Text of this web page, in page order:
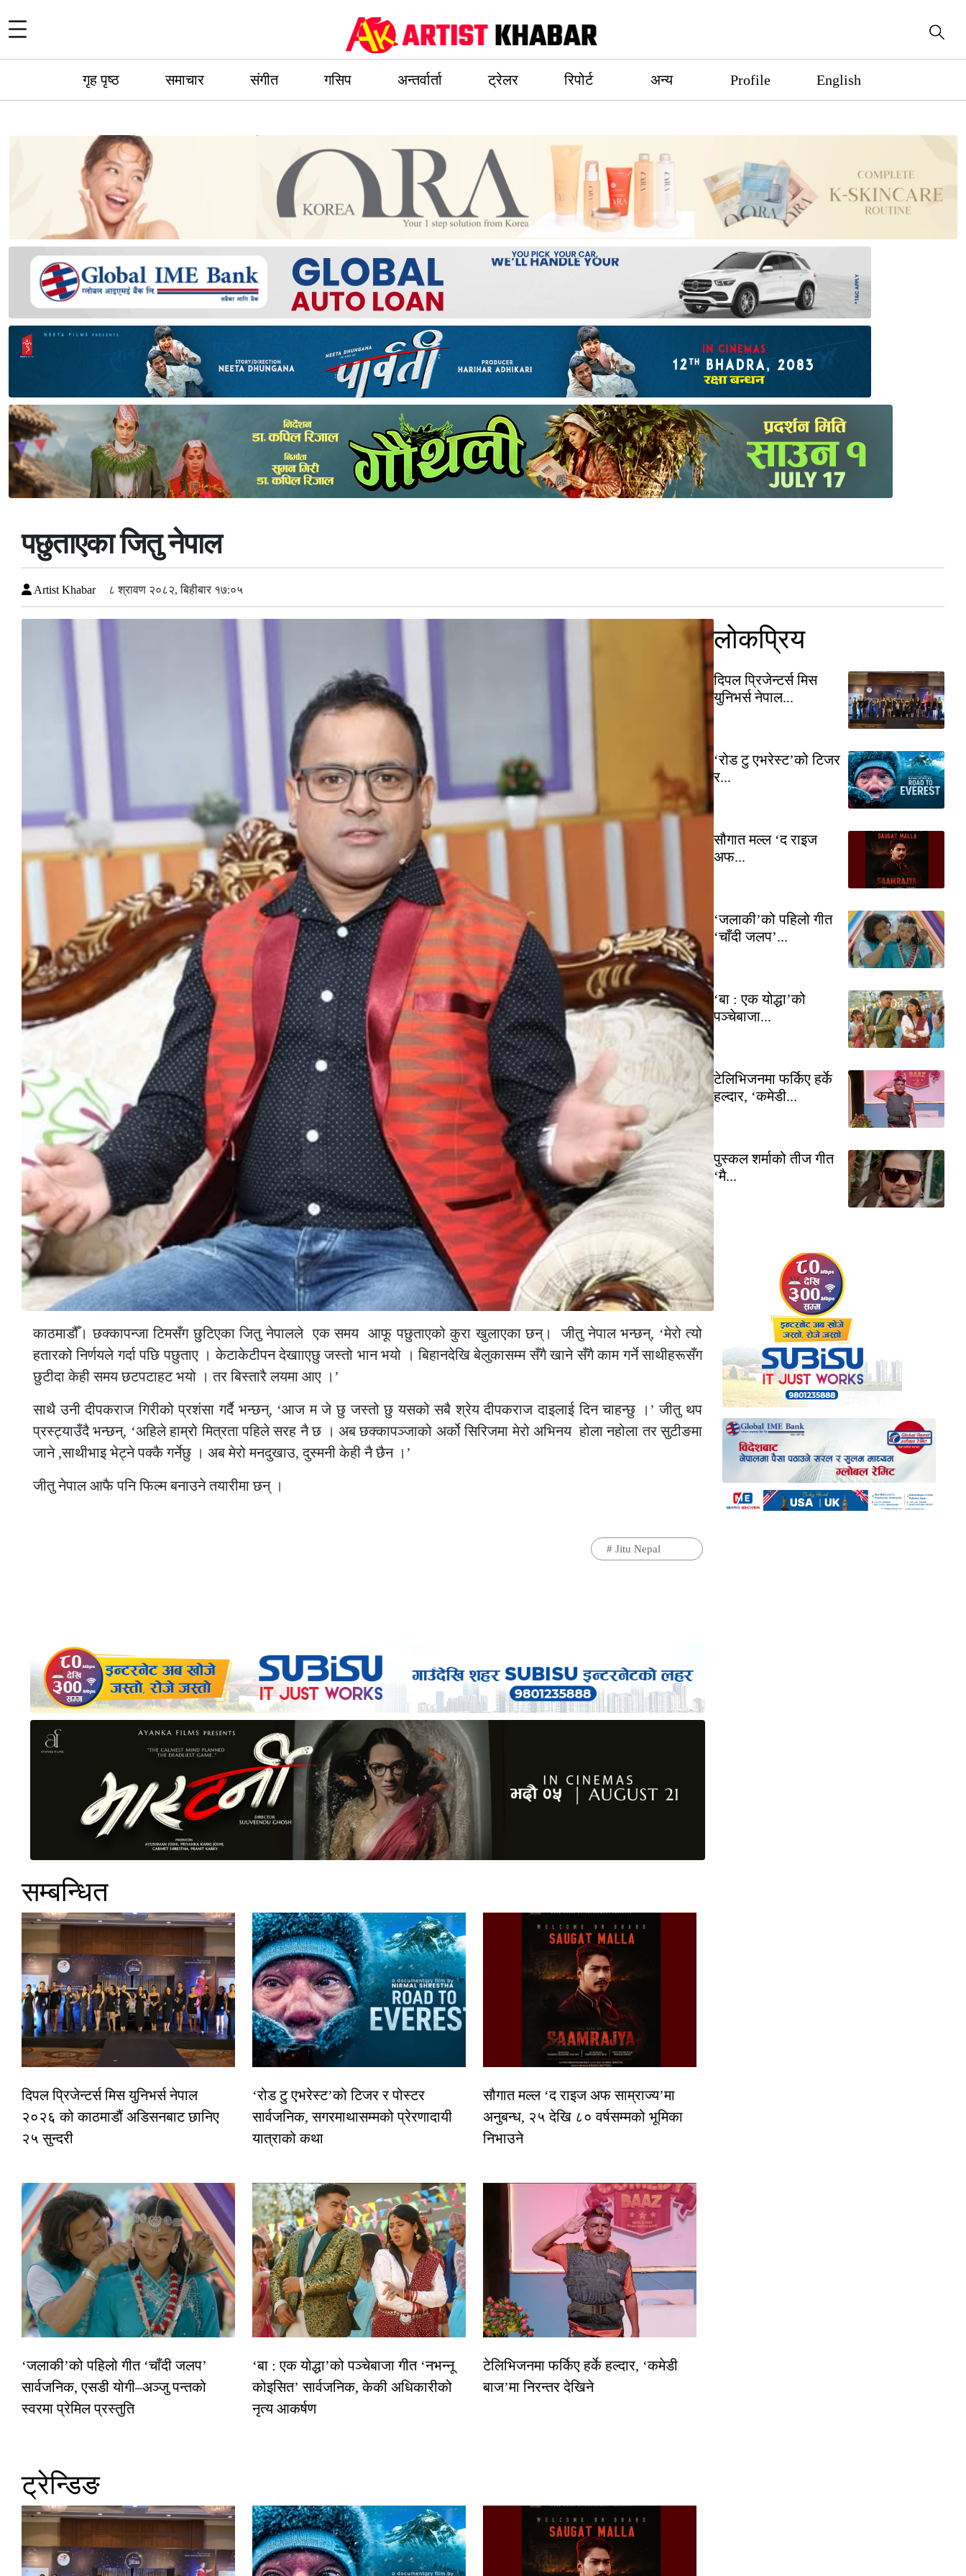
गृह पृष्ठ समाचार संगीत गसिप अन्तर्वार्ता ट्रेलर रिपोर्ट अन्य Profile English
पछुताएका जितु नेपाल
Artist Khabar ८ श्रावण २०८२, बिहीबार १७:०५
काठमाडौँ। छक्कापन्जा टिमसँग छुटिएका जितु नेपालले एक समय आफू पछुताएको कुरा खुलाएका छन्। जीतु नेपाल भन्छन्, ‘मेरो त्यो
हतारको निर्णयले गर्दा पछि पछुताए । केटाकेटीपन देखााएछु जस्तो भान भयो । बिहानदेखि बेलुकासम्म सँगै खाने सँगै काम गर्ने साथीहरूसँग
छुटीदा केही समय छटपटाहट भयो । तर बिस्तारै लयमा आए ।’
साथै उनी दीपकराज गिरीको प्रशंसा गर्दै भन्छन्, ‘आज म जे छु जस्तो छु यसको सबै श्रेय दीपकराज दाइलाई दिन चाहन्छु ।’ जीतु थप
प्रस्ट्याउँदै भन्छन्, ‘अहिले हाम्रो मित्रता पहिले सरह नै छ । अब छक्कापञ्जाको अर्को सिरिजमा मेरो अभिनय होला नहोला तर सुटीङमा
जाने ,साथीभाइ भेट्ने पक्कै गर्नेछु । अब मेरो मनदुखाउ, दुस्मनी केही नै छैन ।’
जीतु नेपाल आफै पनि फिल्म बनाउने तयारीमा छन् ।
# Jitu Nepal
सम्बन्धित
दिपल प्रिजेन्टर्स मिस युनिभर्स नेपाल
२०२६ को काठमाडौं अडिसनबाट छानिए
२५ सुन्दरी
‘रोड टु एभरेस्ट’को टिजर र पोस्टर
सार्वजनिक, सगरमाथासम्मको प्रेरणादायी
यात्राको कथा
सौगात मल्ल ‘द राइज अफ साम्राज्य’मा
अनुबन्ध, २५ देखि ८० वर्षसम्मको भूमिका
निभाउने
‘जलाकी’को पहिलो गीत ‘चाँदी जलप’
सार्वजनिक, एसडी योगी–अञ्जु पन्तको
स्वरमा प्रेमिल प्रस्तुति
‘बा : एक योद्धा’को पञ्चेबाजा गीत ‘नभन्नू
कोइसित’ सार्वजनिक, केकी अधिकारीको
नृत्य आकर्षण
टेलिभिजनमा फर्किए हर्के हल्दार, ‘कमेडी
बाज’मा निरन्तर देखिने
ट्रेन्डिङ
लोकप्रिय
दिपल प्रिजेन्टर्स मिस
युनिभर्स नेपाल...
‘रोड टु एभरेस्ट’को टिजर
र...
सौगात मल्ल ‘द राइज
अफ...
‘जलाकी’को पहिलो गीत
‘चाँदी जलप’...
‘बा : एक योद्धा’को
पञ्चेबाजा...
टेलिभिजनमा फर्किए हर्के
हल्दार, ‘कमेडी...
पुस्कल शर्माको तीज गीत
‘मै...